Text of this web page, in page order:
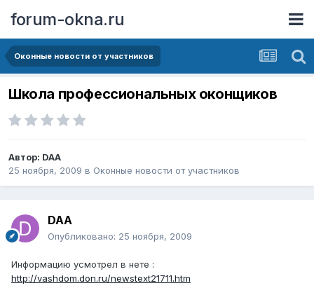
forum-okna.ru
Оконные новости от участников
Школа профессиональных оконщиков
Автор: DAA
25 ноября, 2009 в Оконные новости от участников
DAA
Опубликовано: 25 ноября, 2009
Информацию усмотрел в нете :
http://vashdom.don.ru/newstext21711.htm